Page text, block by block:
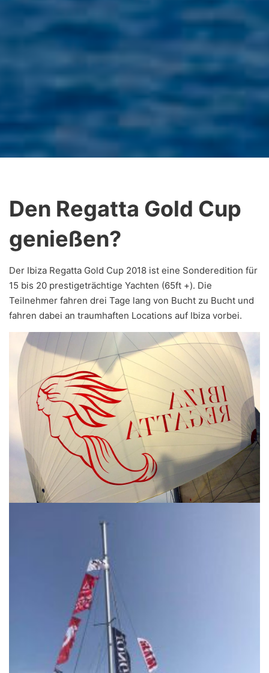
Den Regatta Gold Cup
genießen?
Der Ibiza Regatta Gold Cup 2018 ist eine Sonderedition für
15 bis 20 prestigeträchtige Yachten (65ft +). Die
Teilnehmer fahren drei Tage lang von Bucht zu Bucht und
fahren dabei ​​an traumhaften Locations auf Ibiza vorbei.